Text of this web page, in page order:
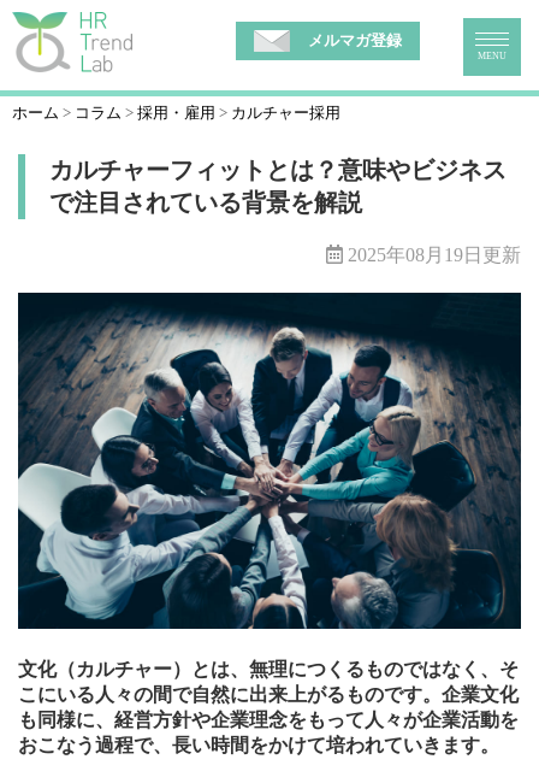
メルマガ登録
MENU
ホーム コラム 採用・雇用 カルチャー採用
カルチャーフィットとは？意味やビジネス
で注目されている背景を解説
2025年08月19日更新
文化（カルチャー）とは、無理につくるものではなく、そ
こにいる人々の間で自然に出来上がるものです。企業文化
も同様に、経営方針や企業理念をもって人々が企業活動を
おこなう過程で、長い時間をかけて培われていきます。